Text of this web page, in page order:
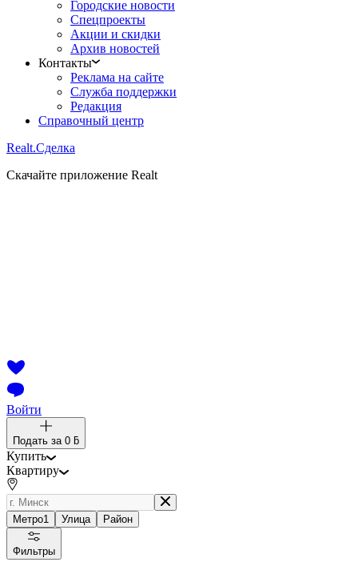
Городские новости
Спецпроекты
Акции и скидки
Архив новостей
Контакты
Реклама на сайте
Служба поддержки
Редакция
Справочный центр
Realt.Сделка
Скачайте приложение Realt
Войти
Подать за 0 ƃ
Купить
Квартиру
Метро1 Улица Район
Фильтры